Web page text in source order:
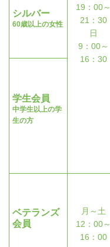
19：00～
21：30
日
9：00～
16：30
シルバー
60歳以上の女性
学生会員
中学生以上の学
生の方
ベテランズ
会員
月～土
12：00～
16：00